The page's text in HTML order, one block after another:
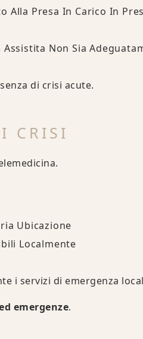
Alla Presa In Carico In
Assistita Non Sia
di crisi acute.
CRISI
Ubicazione
Localmente
i servizi di emergenza
emergenze.